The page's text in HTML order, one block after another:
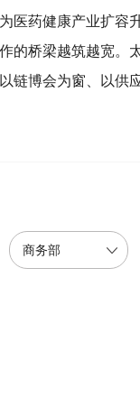
医药健康产业扩容
的桥梁越筑越宽
链博会为窗、以
商务部